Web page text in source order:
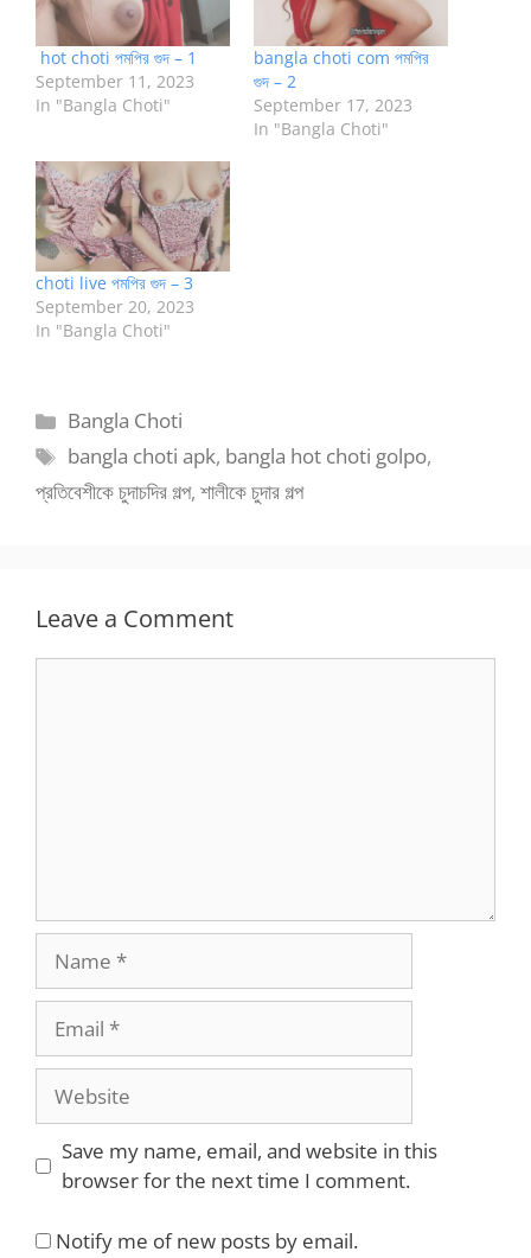
hot choti পমপির গুদ – 1
September 11, 2023
In "Bangla Choti"
bangla choti com পমপির
গুদ – 2
September 17, 2023
In "Bangla Choti"
choti live পমপির গুদ – 3
September 20, 2023
In "Bangla Choti"
Categories
Bangla Choti
Tags
bangla choti apk, bangla hot choti golpo,
প্রতিবেশীকে চুদাচদির গল্প, শালীকে চুদার গল্প
Leave a Comment
Website
Save my name, email, and website in this
browser for the next time I comment.
Notify me of new posts by email.